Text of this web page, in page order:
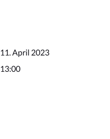
11. April 2023
13:00